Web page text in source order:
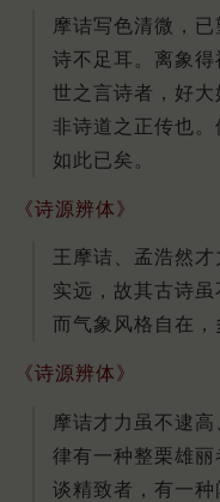
摩诘写色清微，
诗不足耳。离象
世之言诗者，好大
非诗道之正传也。
如此已矣。
《诗源辨体》
王摩诘、孟浩然
实远，故其古诗虽
而气象风格自在，
《诗源辨体》
摩诘才力虽不逮
律有一种整栗雄
谈精致者，有一